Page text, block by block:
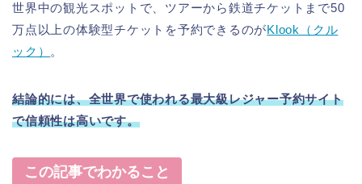
世界中の観光スポットで、ツアーから鉄道チケットまで50
万点以上の体験型チケットを予約できるのがKlook（クル
ック）
。
結論的には、全世界で使われる最大級レジャー予約サイト
で信頼性は高いです。
この記事でわかること